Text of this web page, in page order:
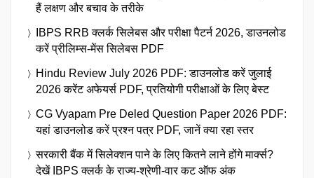
हैं लक्षण और बचाव के तरीके
IBPS RRB क्लर्क सिलेबस और परीक्षा पैटर्न 2026, डाउनलोड
करें प्रीलिम्स-मेंस सिलेबस PDF
Hindu Review July 2026 PDF: डाउनलोड करें जुलाई
2026 करेंट अफेयर्स PDF, प्रतियोगी परीक्षाओं के लिए बेस्ट
CG Vyapam Pre Deled Question Paper 2026 PDF:
यहां डाउनलोड करें प्रश्न पत्र PDF, जानें क्या रहा स्तर
सरकारी बैंक में सिलेक्शन पाने के लिए कितने लाने होंगे मार्क्स?
देखें IBPS क्लर्क के राज्य-श्रेणी-वार कट ऑफ अंक